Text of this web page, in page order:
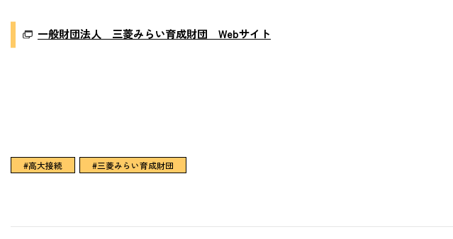
一般財団法人 三菱みらい育成財団 Webサイト
#高大接続 #三菱みらい育成財団